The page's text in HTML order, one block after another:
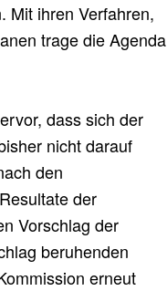
Mit ihren Verfahren,
trage die Agenda
dass sich der
nicht darauf
den
der
Vorschlag der
beruhenden
erneut